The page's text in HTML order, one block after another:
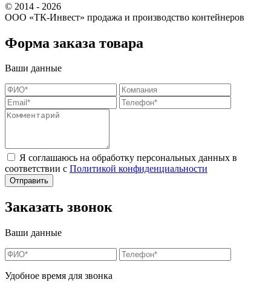
© 2014 - 2026
ООО «ТК-Инвест» продажа и производство контейнеров
Форма заказа товара
Ваши данные
Я соглашаюсь на обработку персональных данных в
соответствии с Политикой конфиденциальности
Заказать звонок
Ваши данные
Удобное время для звонка